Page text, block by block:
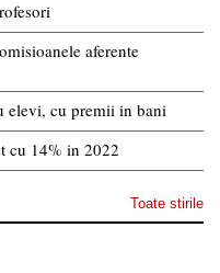
aferente
elevi, cu premii in bani
cu 14% in 2022
Toate stirile